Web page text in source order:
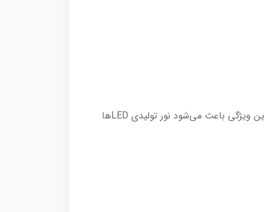
رفلکتورهای حرفه‌ای از آلومینیوم پولیش‌شده یا آنودایز شده ساخته می‌شوند که توان بازتابی بالایی (۹۰٪ تا ۹۵٪) دارد. این ویژگی باعث می‌شود نور تولیدی LED‌ها